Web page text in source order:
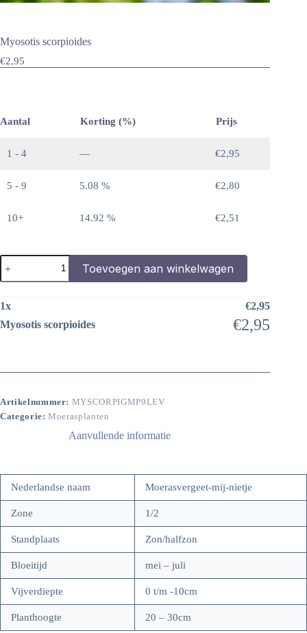
Myosotis scorpioides
€2,95
Aantal Korting (%) Prijs
1 - 4 — €2,95
5 - 9 5.08 % €2,80
10+ 14.92 % €2,51
Myosotis
scorpioides
aantal
Toevoegen aan winkelwagen
1x €2,95
Myosotis scorpioides
€2,95
Artikelnummer: MYSCORPIGMP9LEV
Categorie:Moerasplanten
Aanvullende informatie
Nederlandse naam Moerasvergeet-mij-nietje
Zone 1/2
Standplaats Zon/halfzon
Bloeitijd mei – juli
Vijverdiepte 0 t/m -10cm
Planthoogte 20 – 30cm